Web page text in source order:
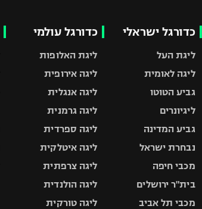
כדורגל ישראלי
ליגת העל
ליגה לאומית
גביע הטוטו
ליגיונרים
גביע המדינה
נבחרת ישראל
מכבי חיפה
בית"ר ירושלים
מכבי תל אביב
כדורגל עולמי
ליגת האלופות
ליגה אירופית
ליגה אנגלית
ליגה גרמנית
ליגה ספרדית
ליגה איטלקית
ליגה צרפתית
ליגה הולנדית
ליגה טורקית